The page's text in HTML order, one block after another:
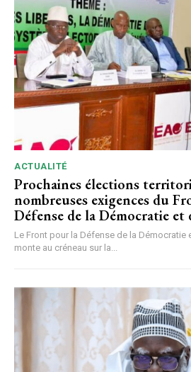
ACTUALITÉ
Prochaines élections
nombreuses exigences du
Défense de la Démocratie
Le Front pour la Défense de la Démocratie
monte au créneau sur la...